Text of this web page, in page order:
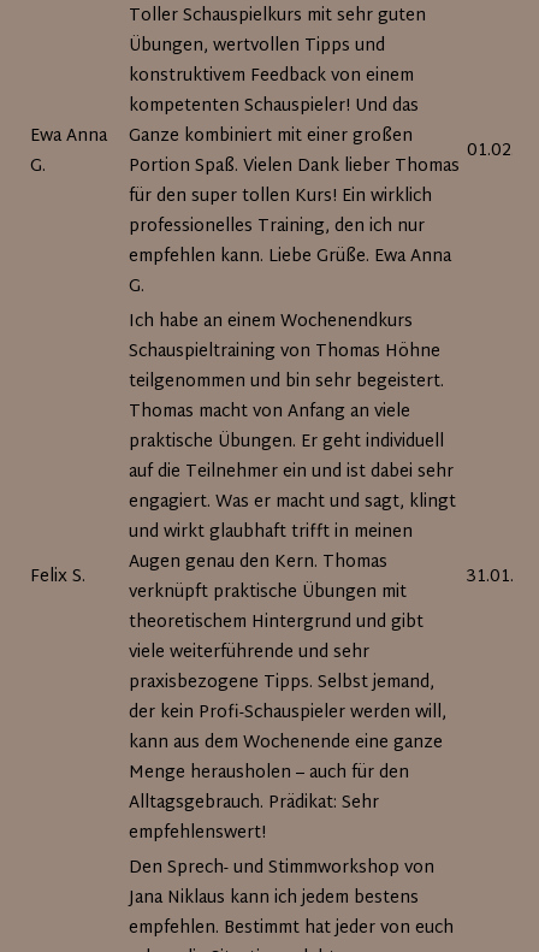
Ewa Anna
G.
Toller Schauspielkurs mit sehr guten
Übungen, wertvollen Tipps und
konstruktivem Feedback von einem
kompetenten Schauspieler! Und das
Ganze kombiniert mit einer großen
Portion Spaß. Vielen Dank lieber Thomas
für den super tollen Kurs! Ein wirklich
professionelles Training, den ich nur
empfehlen kann. Liebe Grüße. Ewa Anna
G.
Felix S.
Ich habe an einem Wochenendkurs
Schauspieltraining von Thomas Höhne
teilgenommen und bin sehr begeistert.
Thomas macht von Anfang an viele
praktische Übungen. Er geht individuell
auf die Teilnehmer ein und ist dabei sehr
engagiert. Was er macht und sagt, klingt
und wirkt glaubhaft trifft in meinen
Augen genau den Kern. Thomas
verknüpft praktische Übungen mit
theoretischem Hintergrund und gibt
viele weiterführende und sehr
praxisbezogene Tipps. Selbst jemand,
der kein Profi-Schauspieler werden will,
kann aus dem Wochenende eine ganze
Menge herausholen – auch für den
Alltagsgebrauch. Prädikat: Sehr
empfehlenswert!
Den Sprech- und Stimmworkshop von
Jana Niklaus kann ich jedem bestens
empfehlen. Bestimmt hat jeder von euch